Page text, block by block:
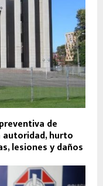
de
hurto
lesiones y daños